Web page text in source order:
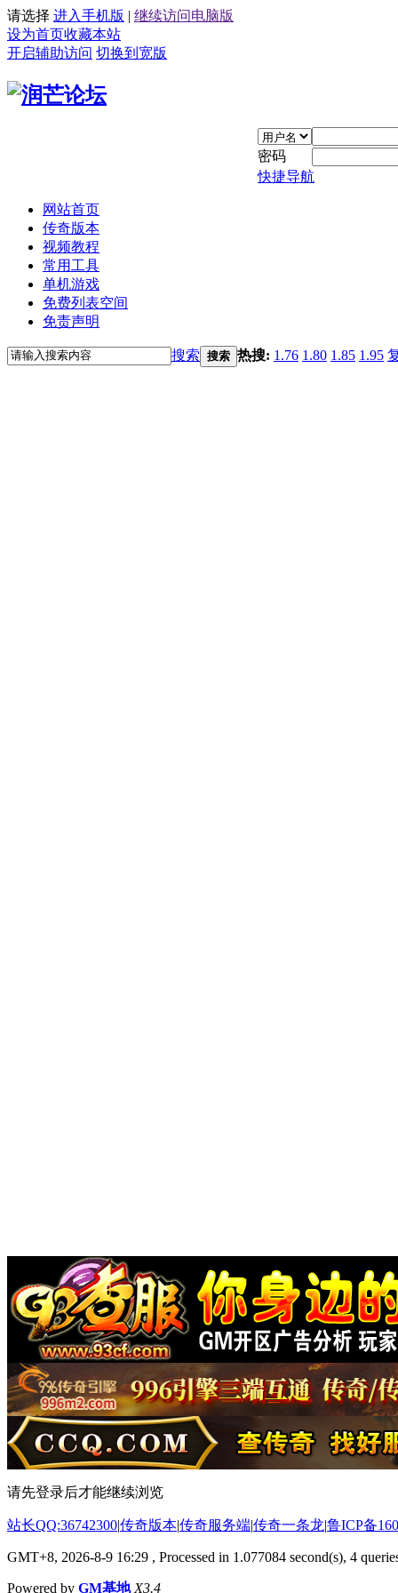
请选择 进入手机版 | 继续访问电脑版
设为首页收藏本站
开启辅助访问 切换到宽版
密码
快捷导航
网站首页
传奇版本
视频教程
常用工具
单机游戏
免费列表空间
免责声明
搜索 搜索 热搜: 1.76 1.80 1.85 1.95
请先登录后才能继续浏览
站长QQ:36742300|传奇版本|传奇服务端|传奇一条龙|鲁ICP备
GMT+8, 2026-8-9 16:29 , Processed in 1.077084 second(s), 4
Powered by GM基地 X3.4